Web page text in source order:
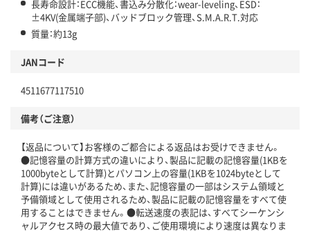
長寿命設計：ECC機能、書込み分散化：wear-leveling、ESD：
±4KV(金属端子部)、バッドブロック管理、S.M.A.R.T.対応
質量：約13g
JANコード
4511677117510
備考（ご注意）
【返品について】お客様のご都合による返品はお受けできません。
●記憶容量の計算方式の違いにより、製品に記載の記憶容量(1KBを
1000byteとして計算)とパソコン上の容量(1KBを1024byteとして
計算)には違いがあるため、また、記憶容量の一部はシステム領域と
予備領域として使用されるため、製品に記載の記憶容量をすべて使
用することはできません。●転送速度の表記は、すべてシーケンシ
ャルアクセス時の最大値であり、ご使用環境により速度は異なりま